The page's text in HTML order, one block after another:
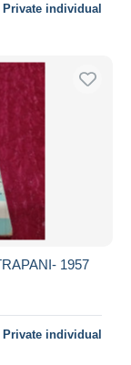
Private individual
1957
Private individual